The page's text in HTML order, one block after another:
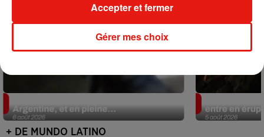
6 août 2026
Argentine, et en pleine...
5 août 2026
entre en
+ DE MUNDO LATINO
Gérer mes choix
Accepter et fermer